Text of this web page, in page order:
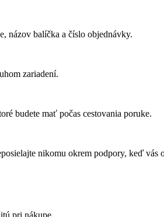
názov balíčka a číslo objednávky.
zariadení.
budete mať počas cestovania poruke.
nikomu okrem podpory, keď vás
pri nákupe.